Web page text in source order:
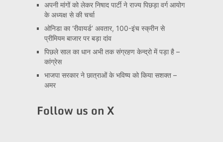
अपनी मांगों को लेकर निषाद पार्टी ने राज्य पिछड़ा वर्ग आयोग
के अध्यक्ष से की चर्चा
ओनिडा का ‘रीवायर्ड’ अवतार, 100-इंच स्क्रीन से
प्रीमियम बाजार पर बड़ा दांव
पिछले साल का धान अभी तक संग्रहण केन्द्रो में पड़ा है –
कांग्रेस
भाजपा सरकार ने छात्राओं के भविष्य को किया सशक्त –
अमर
Follow us on X